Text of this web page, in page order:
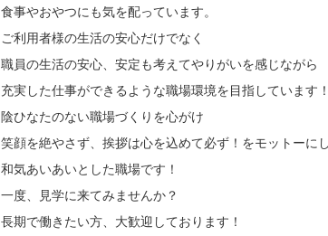
食事やおやつにも気を配っています。
ご利用者様の生活の安心だけでなく
職員の生活の安心、安定も考えてやりがいを感じながら
充実した仕事ができるような職場環境を目指しています！
陰ひなたのない職場づくりを心がけ
笑顔を絶やさず、挨拶は心を込めて必ず！をモットーに
和気あいあいとした職場です！
一度、見学に来てみませんか？
長期で働きたい方、大歓迎しております！